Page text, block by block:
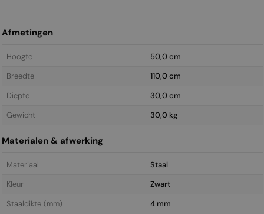
Afmetingen
Hoogte
50,0 cm
Breedte
110,0 cm
Diepte
30,0 cm
Gewicht
30,0 kg
Materialen & afwerking
Materiaal
Staal
Kleur
Zwart
Staal­dikte (mm)
4 mm